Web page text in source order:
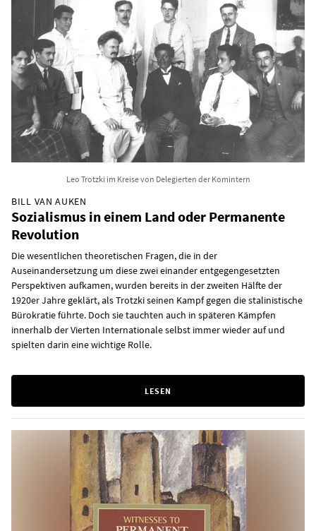
Leo Trotzki im Kreise von Delegierten der Komintern
BILL VAN AUKEN
Sozialismus in einem Land oder Permanente
Revolution
Die wesentlichen theoretischen Fragen, die in der
Auseinandersetzung um diese zwei einander entgegengesetzten
Perspektiven aufkamen, wurden bereits in der zweiten Hälfte der
1920er Jahre geklärt, als Trotzki seinen Kampf gegen die stalinistische
Bürokratie führte. Doch sie tauchten auch in späteren Kämpfen
innerhalb der Vierten Internationale selbst immer wieder auf und
spielten darin eine wichtige Rolle.
LESEN